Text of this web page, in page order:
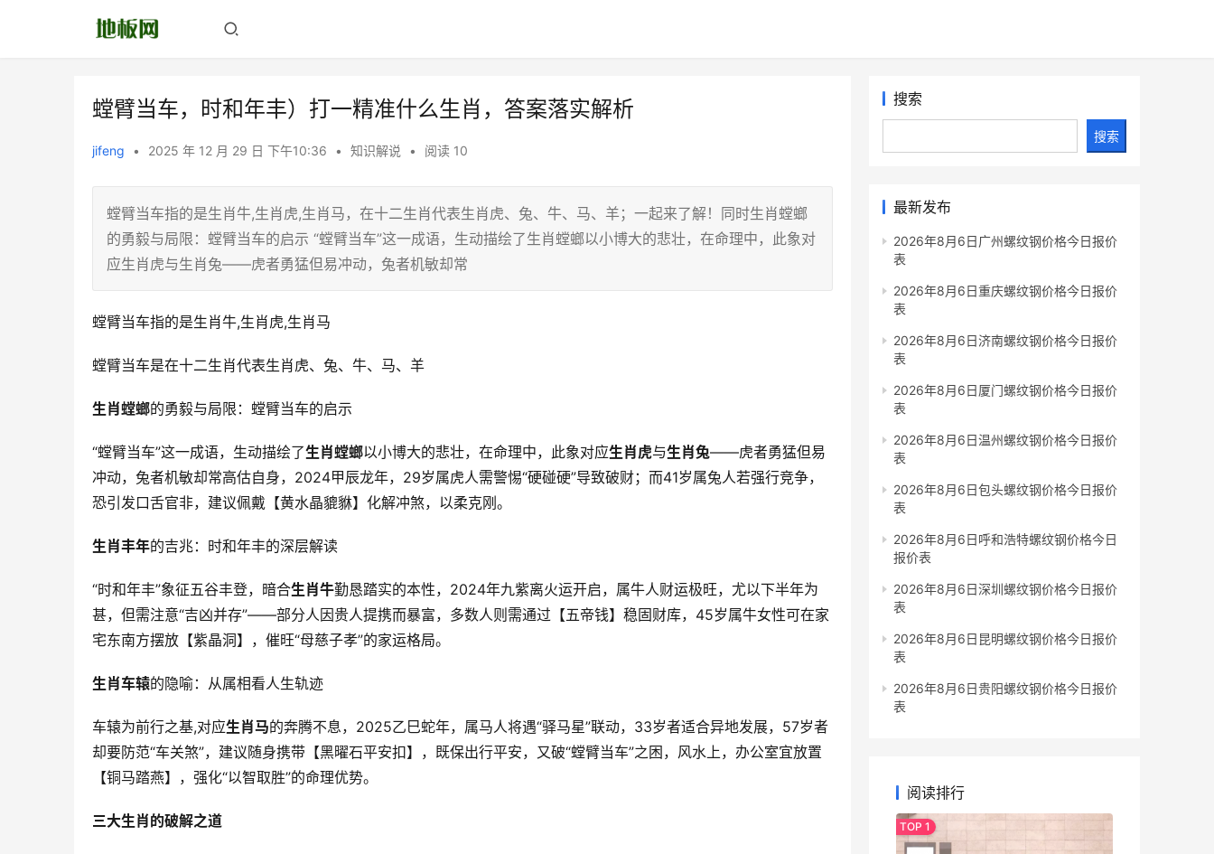
螳臂当车，时和年丰）打一精准什么生肖，答案落实解析
jifeng • 2025 年 12 月 29 日 下午10:36 • 知识解说 • 阅读 10
螳臂当车指的是生肖牛,生肖虎,生肖马，在十二生肖代表生肖虎、兔、牛、马、羊；一起来了解！同时生肖螳螂
的勇毅与局限：螳臂当车的启示 “螳臂当车”这一成语，生动描绘了生肖螳螂以小博大的悲壮，在命理中，此象对
应生肖虎与生肖兔——虎者勇猛但易冲动，兔者机敏却常
螳臂当车指的是生肖牛,生肖虎,生肖马
螳臂当车是在十二生肖代表生肖虎、兔、牛、马、羊
生肖螳螂的勇毅与局限：螳臂当车的启示
“螳臂当车”这一成语，生动描绘了生肖螳螂以小博大的悲壮，在命理中，此象对应生肖虎与生肖兔——虎者勇猛但易
冲动，兔者机敏却常高估自身，2024甲辰龙年，29岁属虎人需警惕“硬碰硬”导致破财；而41岁属兔人若强行竞争，
恐引发口舌官非，建议佩戴【黄水晶貔貅】化解冲煞，以柔克刚。
生肖丰年的吉兆：时和年丰的深层解读
“时和年丰”象征五谷丰登，暗合生肖牛勤恳踏实的本性，2024年九紫离火运开启，属牛人财运极旺，尤以下半年为
甚，但需注意“吉凶并存”——部分人因贵人提携而暴富，多数人则需通过【五帝钱】稳固财库，45岁属牛女性可在家
宅东南方摆放【紫晶洞】，催旺“母慈子孝”的家运格局。
生肖车辕的隐喻：从属相看人生轨迹
车辕为前行之基,对应生肖马的奔腾不息，2025乙巳蛇年，属马人将遇“驿马星”联动，33岁者适合异地发展，57岁者
却要防范“车关煞”，建议随身携带【黑曜石平安扣】，既保出行平安，又破“螳臂当车”之困，风水上，办公室宜放置
【铜马踏燕】，强化“以智取胜”的命理优势。
三大生肖的破解之道
搜索
搜索
最新发布
2026年8月6日广州螺纹钢价格今日报价
表
2026年8月6日重庆螺纹钢价格今日报价
表
2026年8月6日济南螺纹钢价格今日报价
表
2026年8月6日厦门螺纹钢价格今日报价
表
2026年8月6日温州螺纹钢价格今日报价
表
2026年8月6日包头螺纹钢价格今日报价
表
2026年8月6日呼和浩特螺纹钢价格今日
报价表
2026年8月6日深圳螺纹钢价格今日报价
表
2026年8月6日昆明螺纹钢价格今日报价
表
2026年8月6日贵阳螺纹钢价格今日报价
表
阅读排行